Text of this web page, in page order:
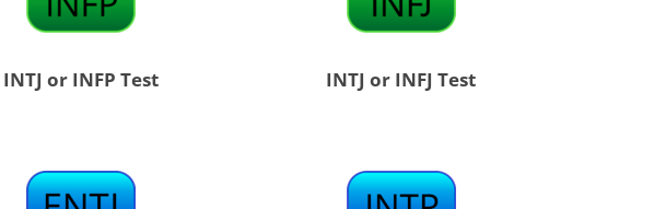
INTJ or INFP Test INTJ or INFJ Test